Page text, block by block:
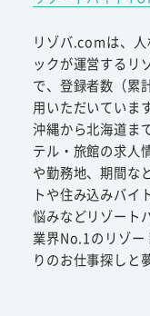
リゾバ.comは、
ックが運営するリ
で、登録者数（累
用いただいています
沖縄から北海道ま
テル・旅館の求人
や勤務地、期間な
トや住み込みバイ
悩みなどリゾート
業界No.1のリゾー
りのお仕事探しと